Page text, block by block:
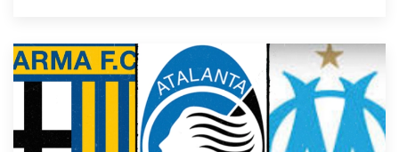
Asllani
dell’Inter
a
centrocampo